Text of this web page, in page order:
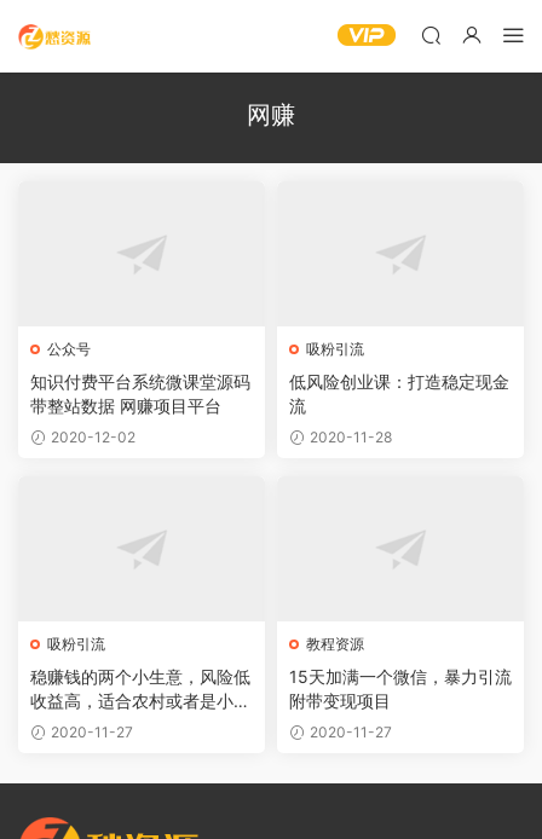
网赚
公众号
知识付费平台系统微课堂源码
带整站数据 网赚项目平台
2020-12-02
吸粉引流
低风险创业课：打造稳定现金
流
2020-11-28
吸粉引流
稳赚钱的两个小生意，风险低
收益高，适合农村或者是小乡
镇 2020-11-27
教程资源
15天加满一个微信，暴力引流
附带变现项目
2020-11-27